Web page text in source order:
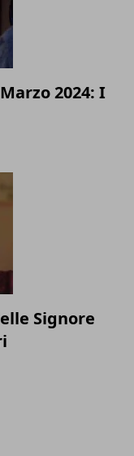
2024: I
Signore